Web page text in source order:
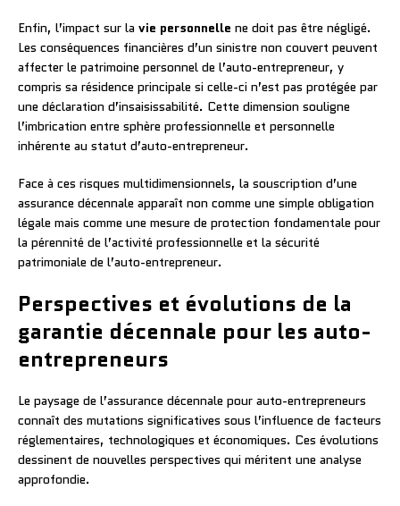
Enfin, l’impact sur la vie personnelle ne doit pas être négligé.
Les conséquences financières d’un sinistre non couvert peuvent
affecter le patrimoine personnel de l’auto-entrepreneur, y
compris sa résidence principale si celle-ci n’est pas protégée par
une déclaration d’insaisissabilité. Cette dimension souligne
l’imbrication entre sphère professionnelle et personnelle
inhérente au statut d’auto-entrepreneur.
Face à ces risques multidimensionnels, la souscription d’une
assurance décennale apparaît non comme une simple obligation
légale mais comme une mesure de protection fondamentale pour
la pérennité de l’activité professionnelle et la sécurité
patrimoniale de l’auto-entrepreneur.
Perspectives et évolutions de la
garantie décennale pour les auto-
entrepreneurs
Le paysage de l’assurance décennale pour auto-entrepreneurs
connaît des mutations significatives sous l’influence de facteurs
réglementaires, technologiques et économiques. Ces évolutions
dessinent de nouvelles perspectives qui méritent une analyse
approfondie.